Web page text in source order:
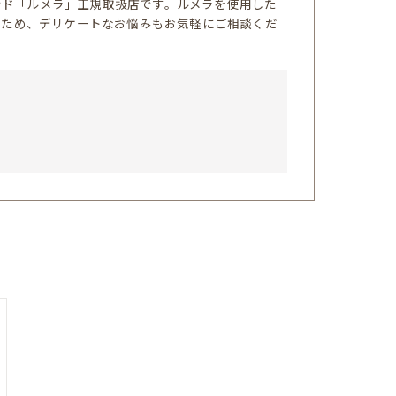
「ルメラ」正規取扱店です。ルメラを使用した
め、デリケートなお悩みもお気軽にご相談くだ